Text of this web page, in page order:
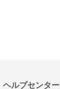
ヘルプセンター